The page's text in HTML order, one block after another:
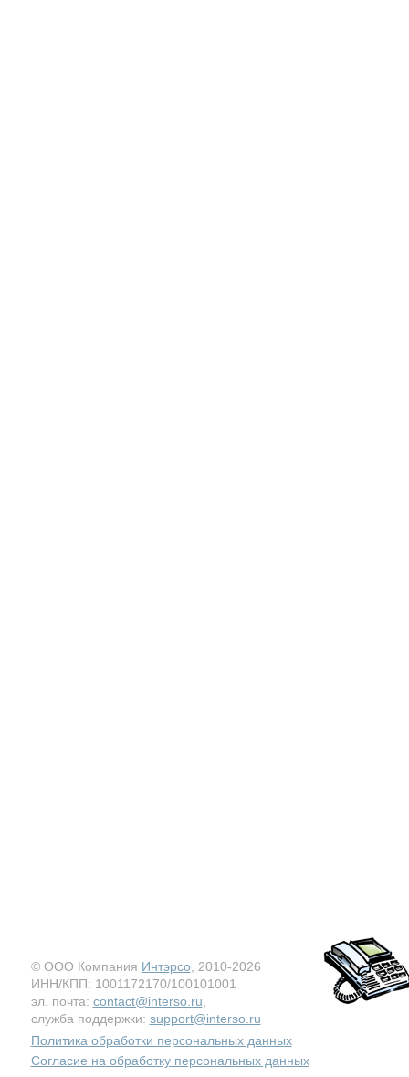
© ООО Компания Интэрсо , 2010-2026
ИНН/КПП: 1001172170/100101001
эл. почта: contact@interso.ru
служба поддержки: support@interso.ru
Политика обработки персональных данных
Согласие на обработку персональных данных